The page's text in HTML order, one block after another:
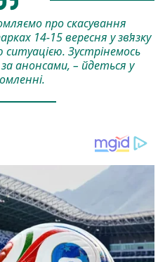
про скасування
14-15 вересня у звʼязку
ситуацією. Зустрінемось
анонсами, – йдеться у